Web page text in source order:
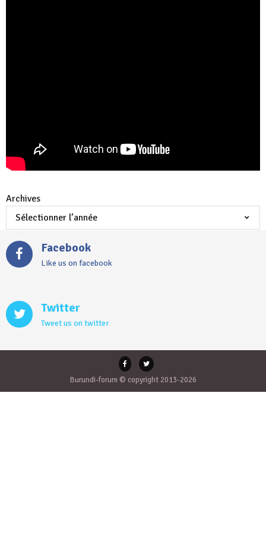
Archives
Facebook
Like us on facebook
Twitter
Tweet us on twitter
Burundi-forum © copyright 2013-2026